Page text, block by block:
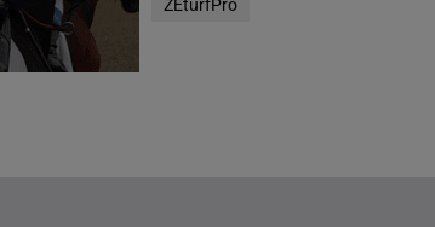
ZEturfPro